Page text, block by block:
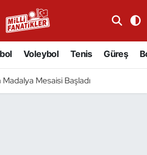
Voleybol Tenis Güreş
Mesaisi Başladı